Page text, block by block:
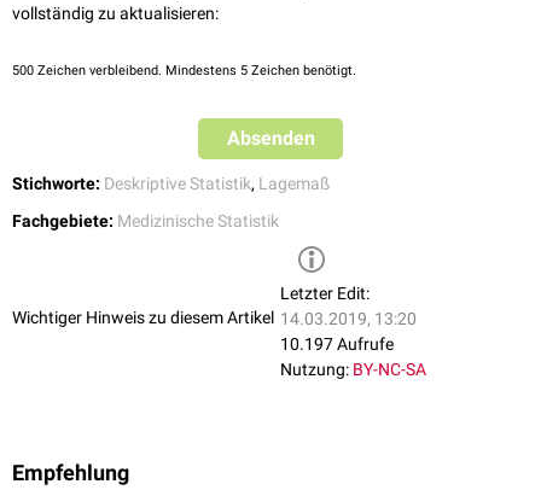
vollständig zu aktualisieren:
500 Zeichen verbleibend. Mindestens 5 Zeichen benötigt.
Absenden
Stichworte: Deskriptive Statistik, Lagemaß
Fachgebiete: Medizinische Statistik
Wichtiger Hinweis zu diesem Artikel
Letzter Edit:
14.03.2019, 13:20
10.197 Aufrufe
Nutzung: BY-NC-SA
Empfehlung